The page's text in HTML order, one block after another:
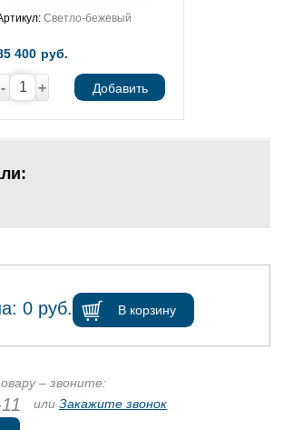
Светло-бежевый
400 руб.
- + Добавить
0руб. В корзину
– звоните:
или Закажите звонок